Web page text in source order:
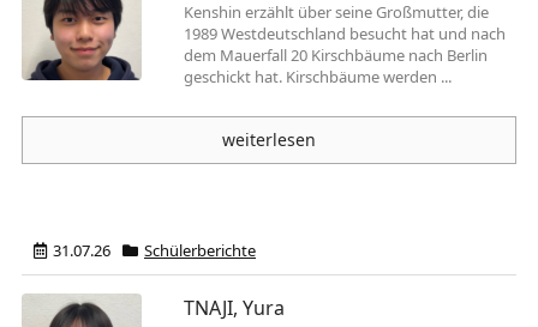
Kenshin erzählt über seine Großmutter, die
1989 Westdeutschland besucht hat und nach
dem Mauerfall 20 Kirschbäume nach Berlin
geschickt hat. Kirschbäume werden ...
weiterlesen
31.07.26 Schülerberichte
TNAJI, Yura